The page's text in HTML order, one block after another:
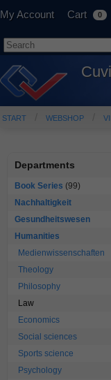
My Account Cart 0
START WEBSHOP
Departments
Book Series (99)
Nachhaltigkeit
Gesundheitswesen
Humanities
Medienwissenschaften
Theology
Philosophy
Law
Economics
Social sciences
Sports science
Psychology